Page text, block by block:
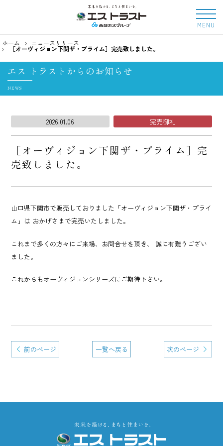
MENU
ホーム ニュースリリース
［オーヴィジョン下関ザ・プライム］完売致しました。
エス トラストからのお知らせ
NEWS
2026.01.06 完売御礼
［オーヴィジョン下関ザ・プライム］完
売致しました。
山口県下関市で販売しておりました「オーヴィジョン下関ザ・プライ
ム」は おかげさまで完売いたしました。
これまで多くの方々にご来場、お問合せを頂き、 誠に有難うござい
ました。
これからもオーヴィジョンシリーズにご期待下さい。
前のページ 一覧へ戻る 次のページ